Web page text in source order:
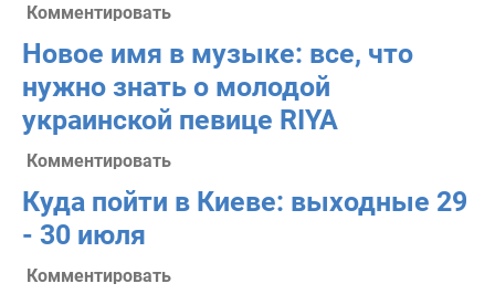
Комментировать
Новое имя в музыке: все, что
нужно знать о молодой
украинской певице RIYA
Комментировать
Куда пойти в Киеве: выходные 29
- 30 июля
Комментировать